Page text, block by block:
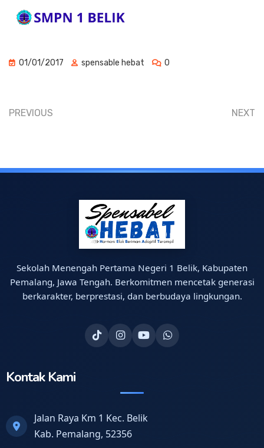
01/01/2017 spensable hebat 0
PREVIOUS NEXT
Sekolah Menengah Pertama Negeri 1 Belik, Kabupaten
Pemalang, Jawa Tengah. Berkomitmen mencetak generasi
berkarakter, berprestasi, dan berbudaya lingkungan.
Kontak Kami
Jalan Raya Km 1 Kec. Belik
Kab. Pemalang, 52356